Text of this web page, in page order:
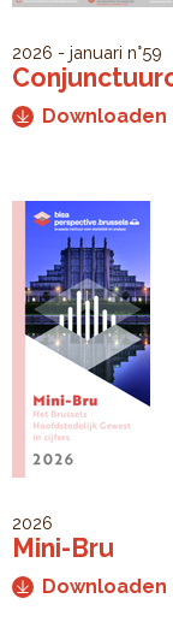
2026 - januari n°59
Downloaden
2026
Mini-Bru
Downloaden